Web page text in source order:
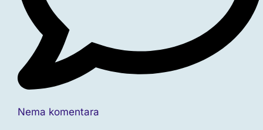
Nema komentara